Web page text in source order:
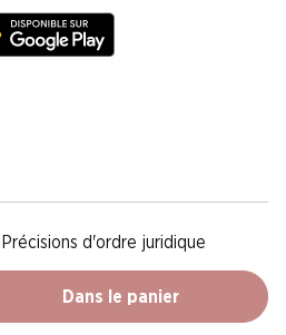
Dans le panier
Précisions d'ordre juridique
des donnéesNotice légaleCG